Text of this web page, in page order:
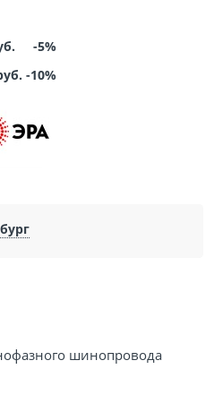
-5%
-10%
шинопровода